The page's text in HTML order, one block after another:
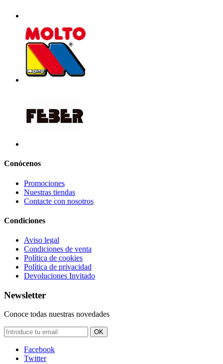
Conócenos
Promociones
Nuestras tiendas
Contacte con nosotros
Condiciones
Aviso legal
Condiciones de venta
Política de cookies
Política de privacidad
Devoluciones Invitado
Newsletter
Conoce todas nuestras novedades
OK
Facebook
Twitter